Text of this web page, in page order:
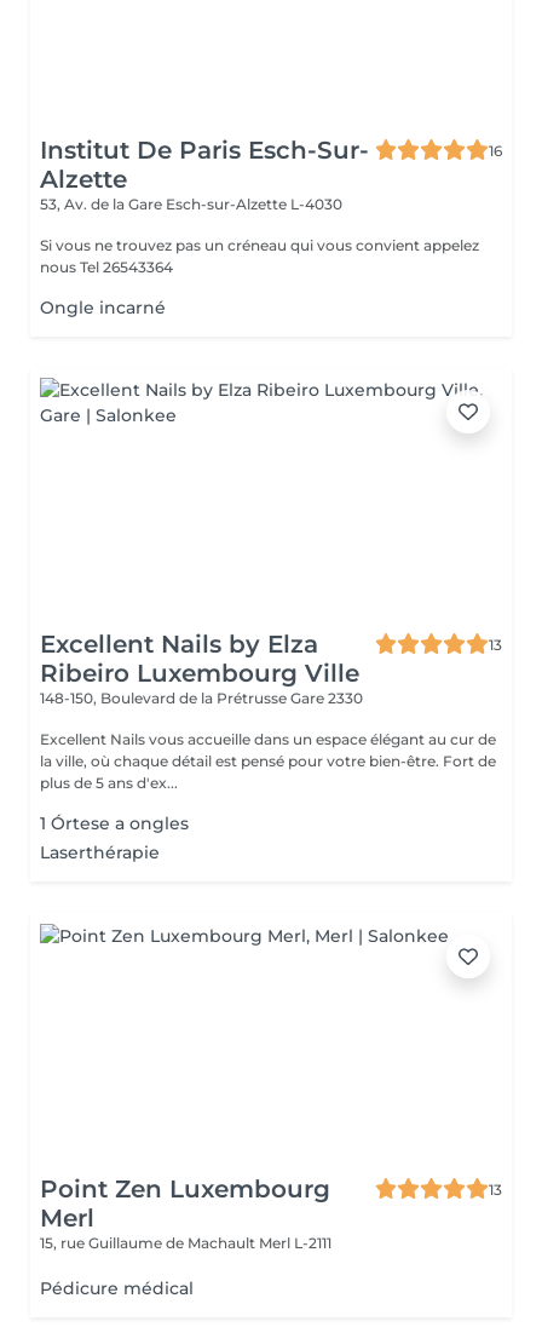
Institut De Paris Esch-Sur-
Alzette
16
53, Av. de la Gare Esch-sur-Alzette L-4030
Si vous ne trouvez pas un créneau qui vous convient appelez
nous Tel 26543364
Ongle incarné
Excellent Nails by Elza
Ribeiro Luxembourg Ville
13
148-150, Boulevard de la Prétrusse Gare 2330
Excellent Nails vous accueille dans un espace élégant au cur de
la ville, où chaque détail est pensé pour votre bien-être. Fort de
plus de 5 ans d'ex...
1 Órtese a ongles
Laserthérapie
Point Zen Luxembourg
Merl
13
15, rue Guillaume de Machault Merl L-2111
Pédicure médical